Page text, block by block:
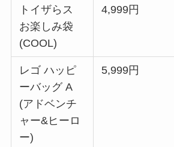
トイザらス
お楽しみ袋
(COOL)
4,999円
レゴ ハッピ
ーバッグ A
(アドベンチ
ャー&ヒーロ
ー)
5,999円